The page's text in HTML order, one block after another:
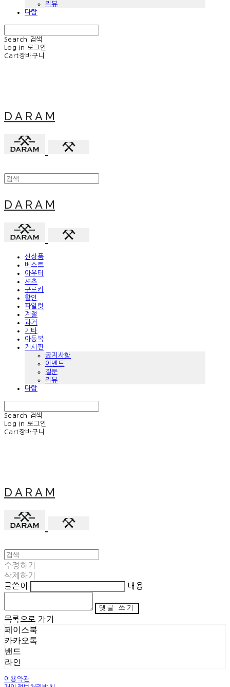
리뷰
다람
Search
검색
Log In 로그인
Cart장바구니
D A R A M
D A R A M
신상품
베스트
아우터
셔츠
구르카
할인
파일럿
계절
과거
기타
아동복
게시판
공지사항
이벤트
질문
리뷰
다람
Search
검색
Log In 로그인
Cart장바구니
D A R A M
수정하기
삭제하기
글쓴이
내용
댓글 쓰기
목록으로 가기
페이스북
카카오톡
밴드
라인
이용약관